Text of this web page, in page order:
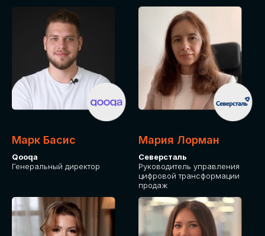
Марк Басис
Qooqa
Генеральный директор
Мария Лорман
Северсталь
Руководитель управления
цифровой трансформации
продаж
СРЕДИ ПАРТНЕРОВ
МЕРОПРИЯТИЯ